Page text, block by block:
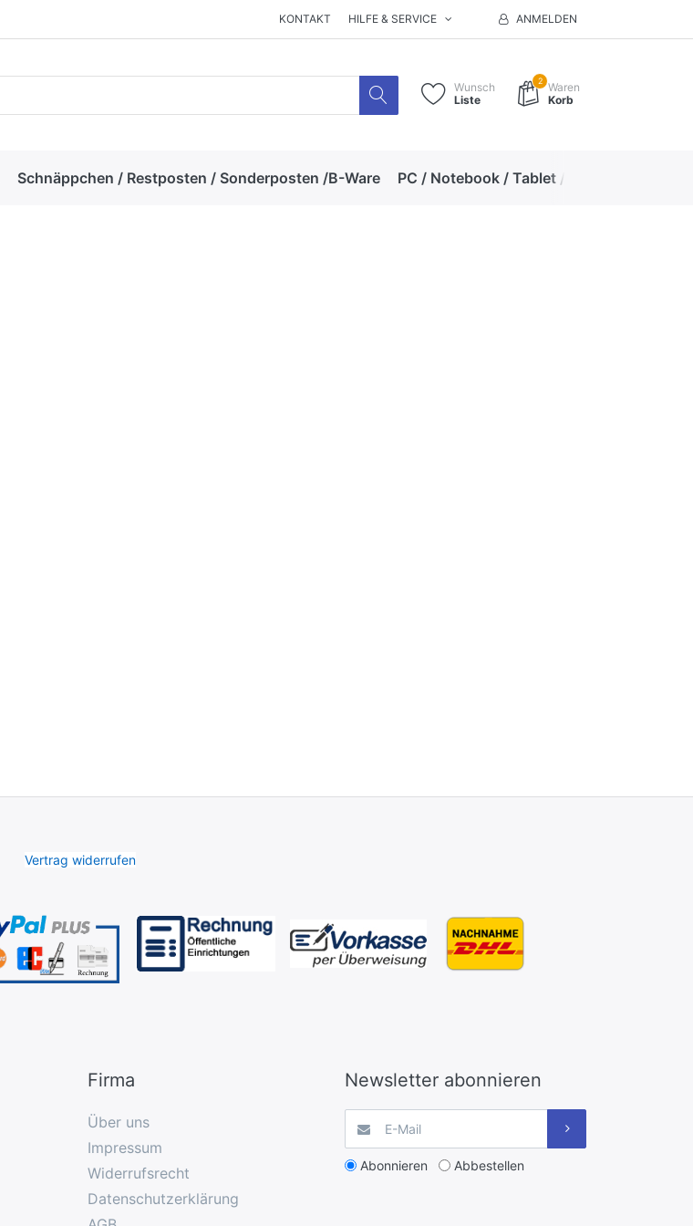
KONTAKT HILFE & SERVICE ANMELDEN
Wunsch
Liste
2 Waren
Korb
Schnäppchen / Restposten / Sonderposten /B-Ware PC / Notebook / Tablet / Zubehör
Vertrag widerrufen
Firma
Über uns
Impressum
Widerrufsrecht
Datenschutzerklärung
Newsletter abonnieren
Abonnieren Abbestellen